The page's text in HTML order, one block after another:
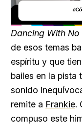
Dancing With No
de esos temas
espíritu y que
bailes en la pista
sonido
remite a Frankie.
compuso este